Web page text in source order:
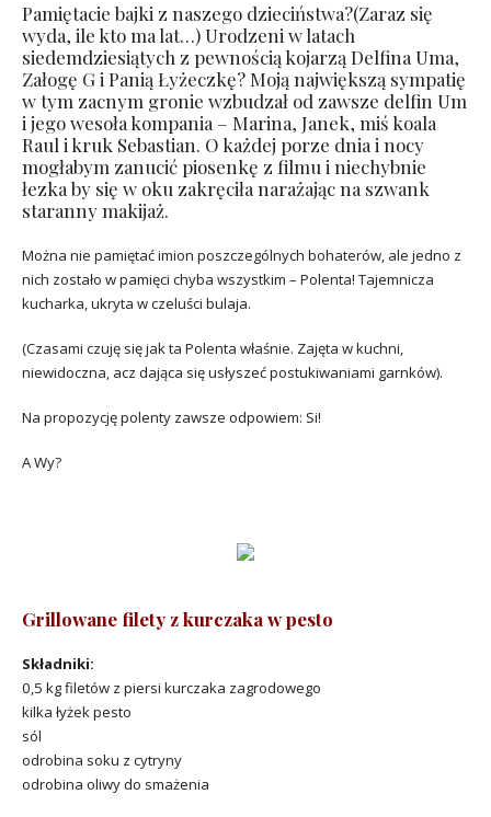
Pamiętacie bajki z naszego dzieciństwa?(Zaraz się
wyda, ile kto ma lat…) Urodzeni w latach
siedemdziesiątych z pewnością kojarzą Delfina Uma,
Załogę G i Panią Łyżeczkę? Moją największą sympatię
w tym zacnym gronie wzbudzał od zawsze delfin Um
i jego wesoła kompania – Marina, Janek, miś koala
Raul i kruk Sebastian. O każdej porze dnia i nocy
mogłabym zanucić piosenkę z filmu i niechybnie
łezka by się w oku zakręciła narażając na szwank
staranny makijaż.
Można nie pamiętać imion poszczególnych bohaterów, ale jedno z
nich zostało w pamięci chyba wszystkim – Polenta! Tajemnicza
kucharka, ukryta w czeluści bulaja.
(Czasami czuję się jak ta Polenta właśnie. Zajęta w kuchni,
niewidoczna, acz dająca się usłyszeć postukiwaniami garnków).
Na propozycję polenty zawsze odpowiem: Si!
A Wy?
Grillowane filety z kurczaka w pesto
Składniki:
0,5 kg filetów z piersi kurczaka zagrodowego
kilka łyżek pesto
sól
odrobina soku z cytryny
odrobina oliwy do smażenia